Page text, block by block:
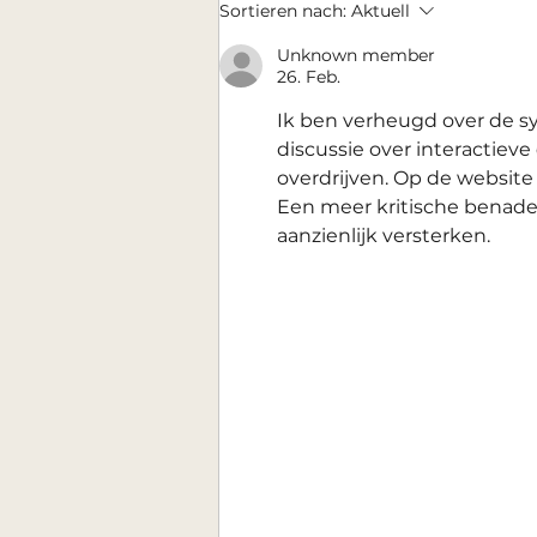
komplett vergeben! Wir
freuen uns,
Sortieren nach: Aktuell
Unknown member
26. Feb.
Ik ben verheugd over de
discussie over
overdrijven. Op de
Een meer kritische
aanzienlijk versterken.